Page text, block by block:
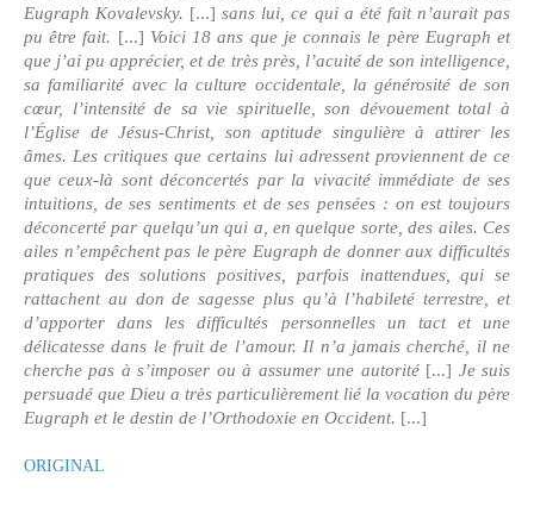
Eugraph Kovalevsky. [...]sans lui, ce qui a été fait n’aurait pas
pu être fait. [...] Voici 18 ans que je connais le père Eugraph et
que j’ai pu apprécier, et de très près, l’acuité de son intelligence,
sa familiarité avec la culture occidentale, la générosité de son
cœur, l’intensité de sa vie spirituelle, son dévouement total à
l’Église de Jésus-Christ, son aptitude singulière à attirer les
âmes. Les critiques que certains lui adressent proviennent de ce
que ceux-là sont déconcertés par la vivacité immédiate de ses
intuitions, de ses sentiments et de ses pensées : on est toujours
déconcerté par quelqu’un qui a, en quelque sorte, des ailes. Ces
ailes n’empêchent pas le père Eugraph de donner aux difficultés
pratiques des solutions positives, parfois inattendues, qui se
rattachent au don de sagesse plus qu’à l’habileté terrestre, et
d’apporter dans les difficultés personnelles un tact et une
délicatesse dans le fruit de l’amour. Il n’a jamais cherché, il ne
cherche pas à s’imposer ou à assumer une autorité[...] Je suis
persuadé que Dieu a très particulièrement lié la vocation du père
Eugraph et le destin de l’Orthodoxie en Occident. [...]
ORIGINAL